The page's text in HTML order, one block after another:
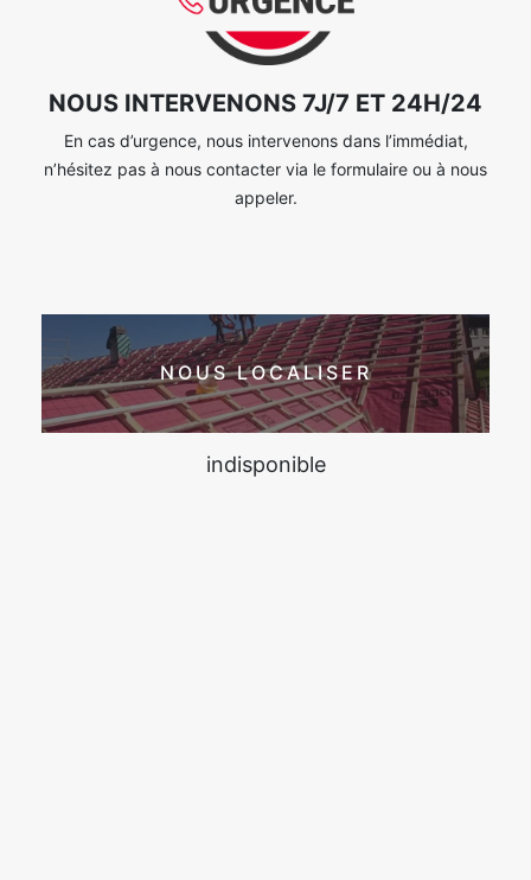
NOUS INTERVENONS 7J/7 ET 24H/24
En cas d’urgence, nous intervenons dans l’immédiat,
n’hésitez pas à nous contacter via le formulaire ou à nous
appeler.
NOUS LOCALISER
indisponible